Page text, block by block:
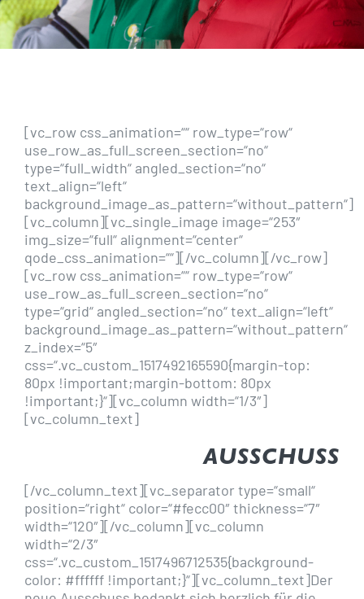
[vc_row css_animation=““ row_type=“row“
use_row_as_full_screen_section=“no“
type=“full_width“ angled_section=“no“
text_align=“left“
background_image_as_pattern=“without_pattern“]
[vc_column][vc_single_image image=“253″
img_size=“full“ alignment=“center“
qode_css_animation=““][/vc_column][/vc_row]
[vc_row css_animation=““ row_type=“row“
use_row_as_full_screen_section=“no“
type=“grid“ angled_section=“no“ text_align=“left“
background_image_as_pattern=“without_pattern“
z_index=“5″
css=“.vc_custom_1517492165590{margin-top:
80px !important;margin-bottom: 80px
!important;}“][vc_column width=“1/3″]
[vc_column_text]
AUSSCHUSS
[/vc_column_text][vc_separator type=“small“
position=“right“ color=“#fecc00″ thickness=“7″
width=“120″][/vc_column][vc_column
width=“2/3″
css=“.vc_custom_1517496712535{background-
color: #ffffff !important;}“][vc_column_text]Der